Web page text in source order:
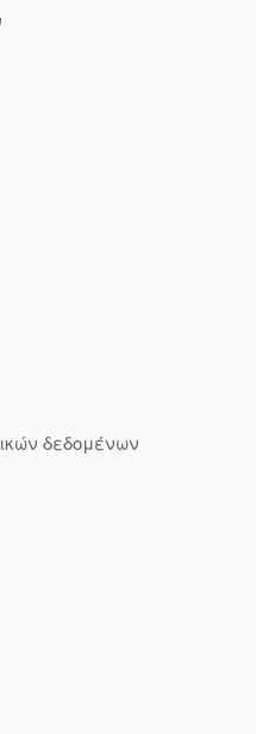
δεδομένων